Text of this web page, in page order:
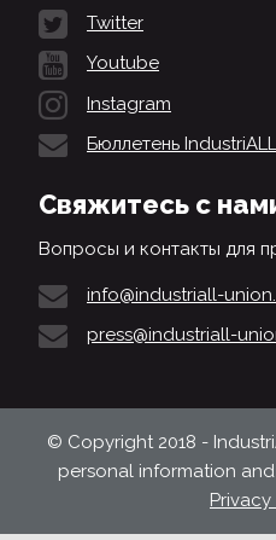
Twitter
Youtube
Instagram
Бюллетень IndustriALL
Свяжитесь с
Вопросы и контакты для
info@industriall-
press@industriall-
© Copyright 2018 -
personal information